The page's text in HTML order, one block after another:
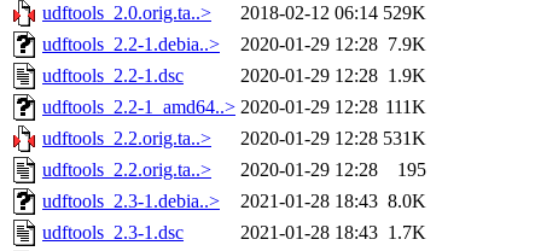
udftools_2.0.orig.ta..>
2018-02-12 06:14 529K
udftools_2.2-1.debia..>
2020-01-29 12:28 7.9K
udftools_2.2-1.dsc
2020-01-29 12:28 1.9K
udftools_2.2-1_amd64..> 2020-01-29 12:28 111K
udftools_2.2.orig.ta..>
2020-01-29 12:28 531K
udftools_2.2.orig.ta..>
2020-01-29 12:28
195
udftools_2.3-1.debia..>
2021-01-28 18:43 8.0K
udftools_2.3-1.dsc
2021-01-28 18:43 1.7K